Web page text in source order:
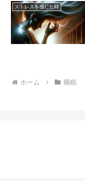
ストレスを感じた時
ホーム 睡眠